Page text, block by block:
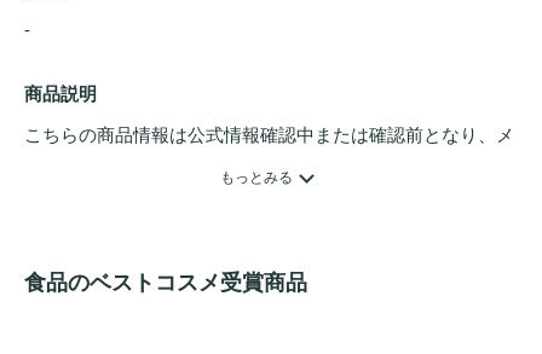
-
商品説明
こちらの商品情報は公式情報確認中または確認前となり、メ
もっとみる
食品のベストコスメ受賞商品